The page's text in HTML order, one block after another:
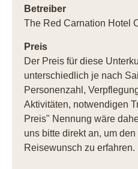
Betreiber
The Red Carnation Hotel
Preis
Der Preis für diese
unterschiedlich je nach
Personenzahl,
Aktivitäten, notwendigen
Preis" Nennung wäre
uns bitte direkt an, um
Reisewunsch zu erfahren.